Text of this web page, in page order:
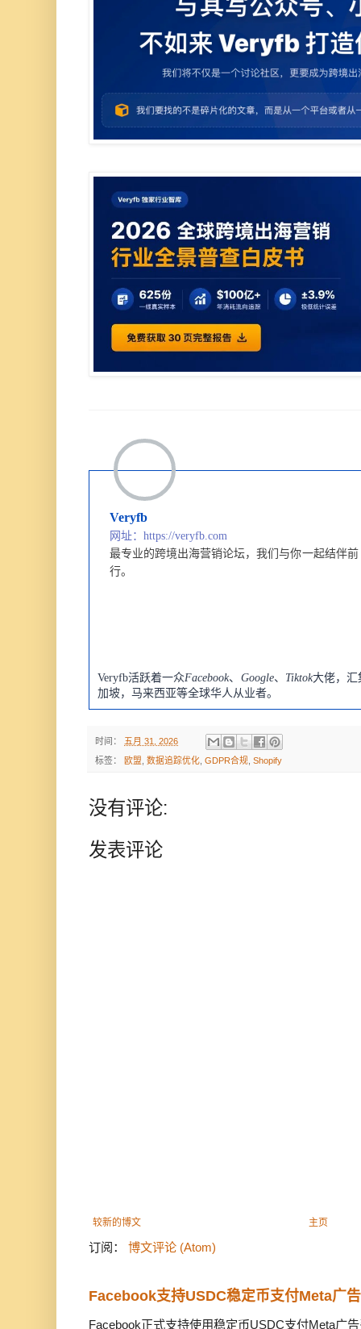
Veryfb
网址：https://veryfb.com
最专业的跨境出海营销论坛，我们与你一起结伴前
行。
Veryfb活跃着一众Facebook、 Google、 Tiktok大佬，汇
加坡，马来西亚等全球华人从业者。
时间： 五月 31, 2026
标签： 欧盟 数据追踪优化 GDPR合规 Shopify
没有评论:
发表评论
较新的博文 主页
订阅： 博文评论 (Atom)
Facebook支持USDC稳定币支付Meta广
Facebook正式支持使用稳定币USDC支付Meta广